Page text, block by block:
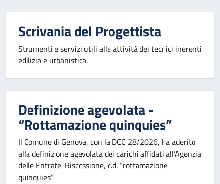
Scrivania del Progettista
Strumenti e servizi utili alle attività dei tecnici inerenti
edilizia e urbanistica.
Definizione agevolata -
“Rottamazione quinquies”
Il Comune di Genova, con la DCC 28/2026, ha aderito
alla definizione agevolata dei carichi affidati all’Agenzia
delle Entrate-Riscossione, c.d. “rottamazione
quinquies”